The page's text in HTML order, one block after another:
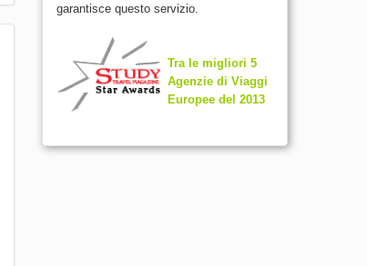
garantisce questo servizio.
Tra le migliori 5
Agenzie di Viaggi
Europee del 2013